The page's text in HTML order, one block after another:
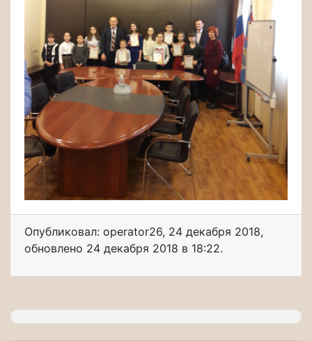
Опубликовал: operator26, 24 декабря 2018,
обновлено 24 декабря 2018 в 18:22.